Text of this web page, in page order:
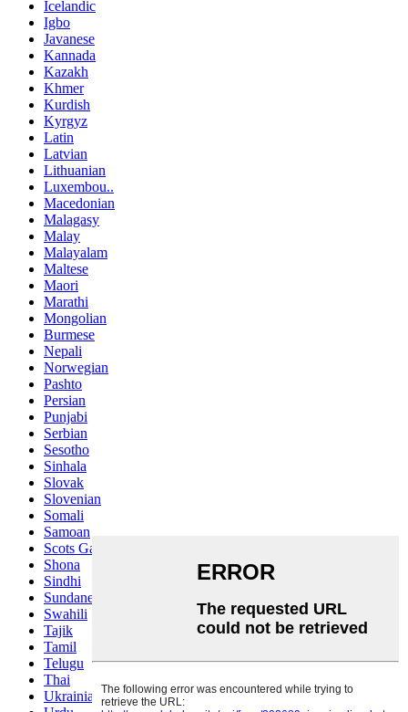
Icelandic
Igbo
Javanese
Kannada
Kazakh
Khmer
Kurdish
Kyrgyz
Latin
Latvian
Lithuanian
Luxembou..
Macedonian
Malagasy
Malay
Malayalam
Maltese
Maori
Marathi
Mongolian
Burmese
Nepali
Norwegian
Pashto
Persian
Punjabi
Serbian
Sesotho
Sinhala
Slovak
Slovenian
Somali
Samoan
Scots Gaelic
Shona
Sindhi
Sundanese
Swahili
Tajik
Tamil
Telugu
Thai
Ukrainian